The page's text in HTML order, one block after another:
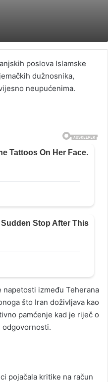
poslova Islamske
dužnosnika,
neupućenima.
napetosti između Teherana
što Iran doživljava kao
pamćenje kad je riječ o
odgovornosti.
pojačala kritike na račun